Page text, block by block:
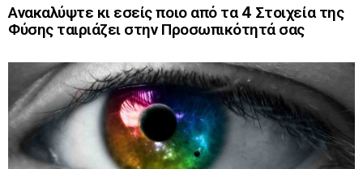
Ανακαλύψτε κι εσείς ποιο από τα 4 Στοιχεία της
Φύσης ταιριάζει στην Προσωπικότητά σας